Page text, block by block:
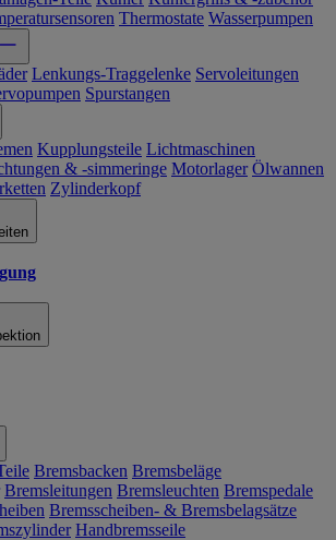
Thermostate Wasserpumpen
Lenkungs-Traggelenke Servoleitungen
Spurstangen
Kupplungsteile Lichtmaschinen
& -simmeringe Motorlager Ölwannen
Zylinderkopf
Bremsbacken Bremsbeläge
Bremsleitungen Bremsleuchten Bremspedale
Bremsscheiben- & Bremsbelagsätze
Handbremsseile